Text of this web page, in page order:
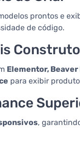
prontos e
de código.
Elementor,
para exibir
,